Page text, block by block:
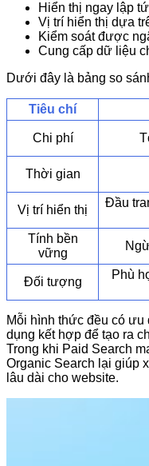
Hiển thị ngay lập
Vị trí hiển thị dựa
Kiểm soát được
Cung cấp dữ liệu
Dưới đây là bảng so
Tiêu chí
Chi phí
Thời gian
Vị trí hiển thị
Đầu
Tính bền
vững
Đối tượng
Phù
Mỗi hình thức đều có
dụng kết hợp để tạo ra
Trong khi Paid Search
Organic Search lại giúp
lâu dài cho website.